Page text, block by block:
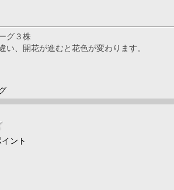
グ３株
い、開花が進むと花色が変わります。
ント